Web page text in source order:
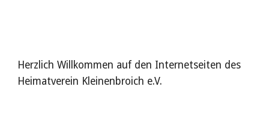
Herzlich Willkommen auf den Internetseiten des
Heimatverein Kleinenbroich e.V.